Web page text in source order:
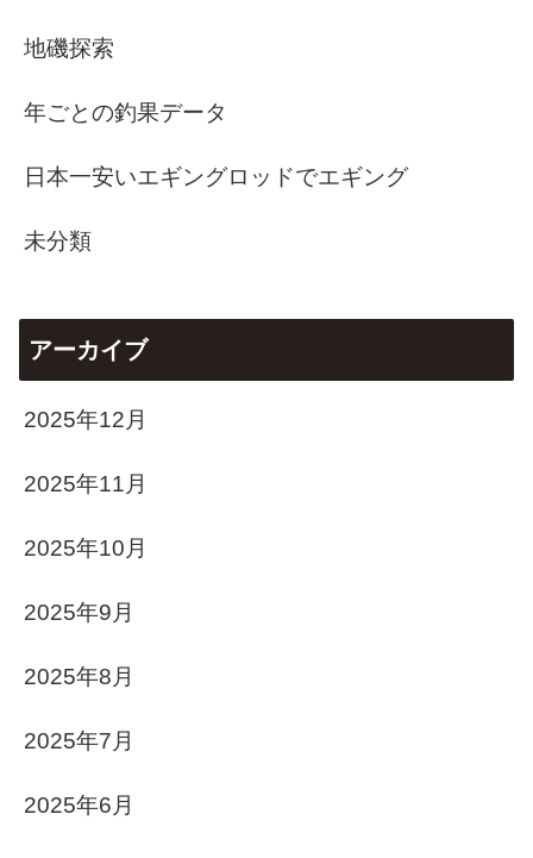
地磯探索
年ごとの釣果データ
日本一安いエギングロッドでエギング
未分類
アーカイブ
2025年12月
2025年11月
2025年10月
2025年9月
2025年8月
2025年7月
2025年6月